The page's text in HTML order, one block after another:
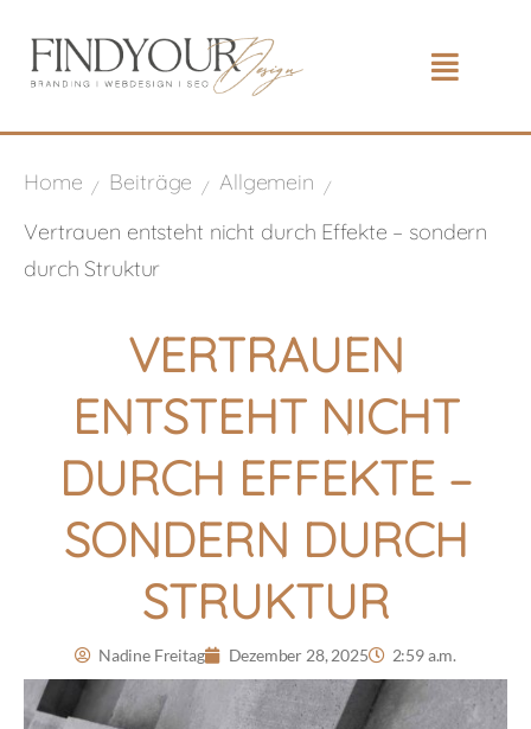
Home / Beiträge / Allgemein /
Vertrauen entsteht nicht durch Effekte – sondern
durch Struktur
VERTRAUEN
ENTSTEHT NICHT
DURCH EFFEKTE –
SONDERN DURCH
STRUKTUR
Nadine Freitag Dezember 28, 2025 2:59 a.m.